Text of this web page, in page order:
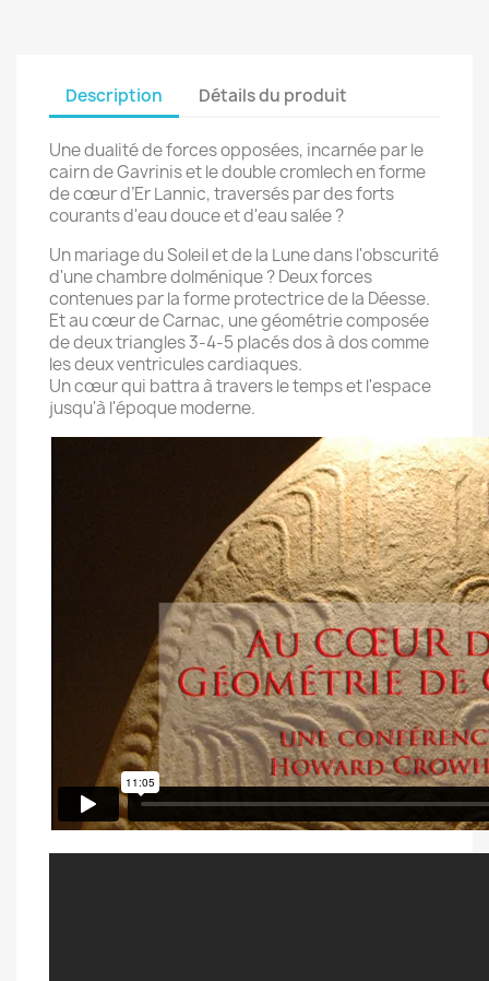
Description Détails du produit
Une dualité de forces opposées, incarnée par le
cairn de Gavrinis et le double cromlech en forme
de cœur d’Er Lannic, traversés par des forts
courants d'eau douce et d'eau salée ?
Un mariage du Soleil et de la Lune dans l'obscurité
d'une chambre dolménique ? Deux forces
contenues par la forme protectrice de la Déesse.
Et au cœur de Carnac, une géométrie composée
de deux triangles 3-4-5 placés dos à dos comme
les deux ventricules cardiaques.
Un cœur qui battra à travers le temps et l'espace
jusqu'à l'époque moderne.